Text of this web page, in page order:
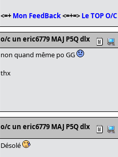
<=+ Mon FeedBack<=+=> Le TOP O/C
o/c un eric6779 MAJ P5Q dlx
non quand même po GG
thx
o/c un eric6779 MAJ P5Q dlx
Désolé